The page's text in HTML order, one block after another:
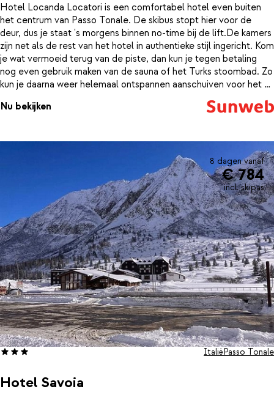
Hotel Locanda Locatori is een comfortabel hotel even buiten
het centrum van Passo Tonale. De skibus stopt hier voor de
deur, dus je staat 's morgens binnen no-time bij de lift.De kamers
zijn net als de rest van het hotel in authentieke stijl ingericht. Kom
je wat vermoeid terug van de piste, dan kun je tegen betaling
nog even gebruik maken van de sauna of het Turks stoombad. Zo
kun je daarna weer helemaal ontspannen aanschuiven voor het 3-
gangendiner, waar je elke avond van kunt genieten.
Nu bekijken
8 dagen vanaf
€ 784
incl. skipas
Hotel Savoia
ItaliëPasso Tonale